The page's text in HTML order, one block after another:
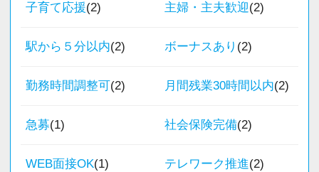
「応募する」からお気軽にご連絡ください。
して頂きながら、
完全在宅会計スタッフとして、会計業務全般を
・記帳代行
・年末調整業務
子育て応援(2) 主婦・主夫歓迎(2)
駅から５分以内(2) ボーナスあり (2)
勤務時間調整可(2) 月間残業30時間以内(2)
急募(1) 社会保険完備(2)
WEB面接OK(1) テレワーク推進(2)